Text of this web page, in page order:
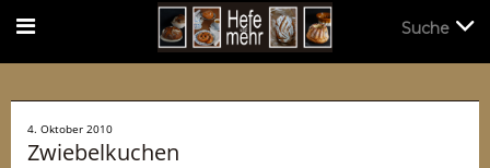
4. Oktober 2010
Zwiebelkuchen
Suche
Suche